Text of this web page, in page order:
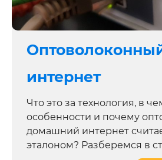
интернет
Что это за технология, в
особенности и почему
домашний интернет
эталоном? Разберемся в